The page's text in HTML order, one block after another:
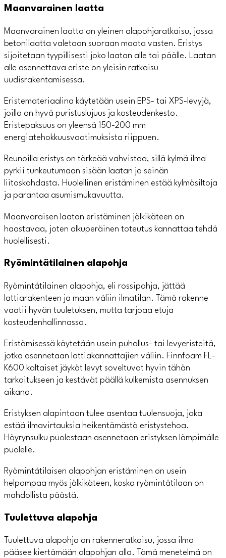
Maanvarainen laatta
Maanvarainen laatta on yleinen alapohjaratkaisu, jossa
betonilaatta valetaan suoraan maata vasten. Eristys
sijoitetaan tyypillisesti joko laatan alle tai päälle. Laatan
alle asennettava eriste on yleisin ratkaisu
uudisrakentamisessa.
Eristemateriaalina käytetään usein EPS- tai XPS-levyjä,
joilla on hyvä puristuslujuus ja kosteudenkesto.
Eristepaksuus on yleensä 150-200 mm
energiatehokkuusvaatimuksista riippuen.
Reunoilla eristys on tärkeää vahvistaa, sillä kylmä ilma
pyrkii tunkeutumaan sisään laatan ja seinän
liitoskohdasta. Huolellinen eristäminen estää kylmäsiltoja
ja parantaa asumismukavuutta.
Maanvaraisen laatan eristäminen jälkikäteen on
haastavaa, joten alkuperäinen toteutus kannattaa tehdä
huolellisesti.
Ryömintätilainen alapohja
Ryömintätilainen alapohja, eli rossipohja, jättää
lattiarakenteen ja maan väliin ilmatilan. Tämä rakenne
vaatii hyvän tuuletuksen, mutta tarjoaa etuja
kosteudenhallinnassa.
Eristämisessä käytetään usein puhallus- tai levyeristeitä,
jotka asennetaan lattiakannattajien väliin. Finnfoam FL-
K600 kaltaiset jäykät levyt soveltuvat hyvin tähän
tarkoitukseen ja kestävät päällä kulkemista asennuksen
aikana.
Eristyksen alapintaan tulee asentaa tuulensuoja, joka
estää ilmavirtauksia heikentämästä eristystehoa.
Höyrynsulku puolestaan asennetaan eristyksen lämpimälle
puolelle.
Ryömintätilaisen alapohjan eristäminen on usein
helpompaa myös jälkikäteen, koska ryömintätilaan on
mahdollista päästä.
Tuulettuva alapohja
Tuulettuva alapohja on rakenneratkaisu, jossa ilma
pääsee kiertämään alapohjan alla. Tämä menetelmä on